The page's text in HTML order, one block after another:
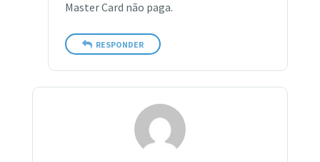
Master Card não paga.
RESPONDER